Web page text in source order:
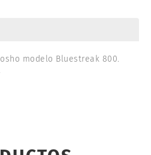
modelo Bluestreak 800.